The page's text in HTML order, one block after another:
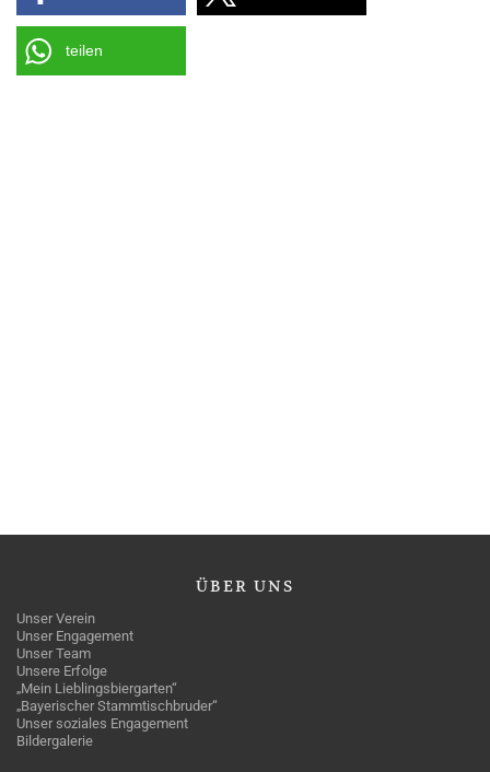
teilen
ÜBER UNS
Unser Verein
Unser Engagement
Unser Team
Unsere Erfolge
„Mein Lieblingsbiergarten“
„Bayerischer Stammtischbruder“
Unser soziales Engagement
Bildergalerie